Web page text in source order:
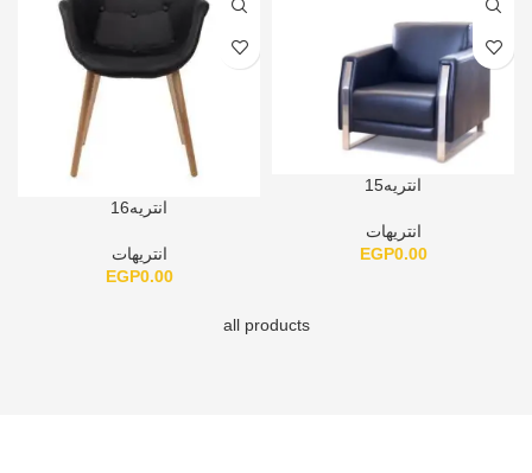
انتريه15
انتريهات
EGP0.00
انتريه16
انتريهات
EGP0.00
all products